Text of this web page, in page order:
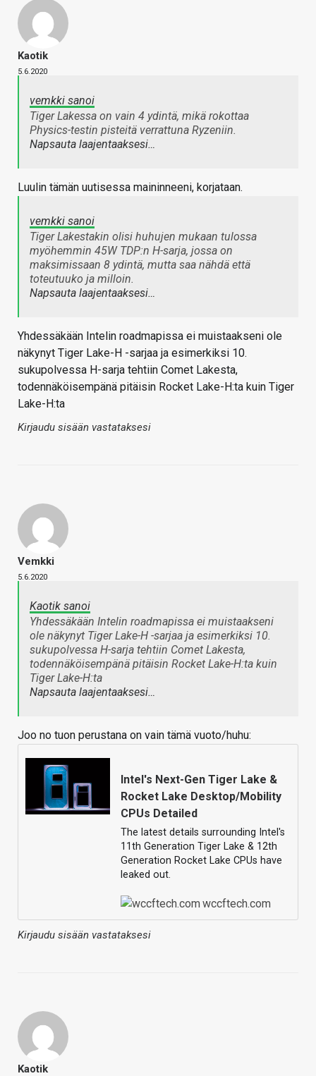
Kaotik
5.6.2020
vemkki sanoi
Tiger Lakessa on vain 4 ydintä, mikä rokottaa
Physics-testin pisteitä verrattuna Ryzeniin.
Napsauta laajentaaksesi…
Luulin tämän uutisessa maininneeni, korjataan.
vemkki sanoi
Tiger Lakestakin olisi huhujen mukaan tulossa
myöhemmin 45W TDP:n H-sarja, jossa on
maksimissaan 8 ydintä, mutta saa nähdä että
toteutuuko ja milloin.
Napsauta laajentaaksesi…
Yhdessäkään Intelin roadmapissa ei muistaakseni ole
näkynyt Tiger Lake-H -sarjaa ja esimerkiksi 10.
sukupolvessa H-sarja tehtiin Comet Lakesta,
todennäköisempänä pitäisin Rocket Lake-H:ta kuin Tiger
Lake-H:ta
Kirjaudu sisään vastataksesi
Vemkki
5.6.2020
Kaotik sanoi
Yhdessäkään Intelin roadmapissa ei muistaakseni
ole näkynyt Tiger Lake-H -sarjaa ja esimerkiksi 10.
sukupolvessa H-sarja tehtiin Comet Lakesta,
todennäköisempänä pitäisin Rocket Lake-H:ta kuin
Tiger Lake-H:ta
Napsauta laajentaaksesi…
Joo no tuon perustana on vain tämä vuoto/huhu:
Intel's Next-Gen Tiger Lake &
Rocket Lake Desktop/Mobility
CPUs Detailed
The latest details surrounding Intel's
11th Generation Tiger Lake & 12th
Generation Rocket Lake CPUs have
leaked out.
wccftech.com
Kirjaudu sisään vastataksesi
Kaotik